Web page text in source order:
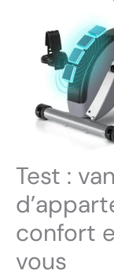
Test :
confort
vous